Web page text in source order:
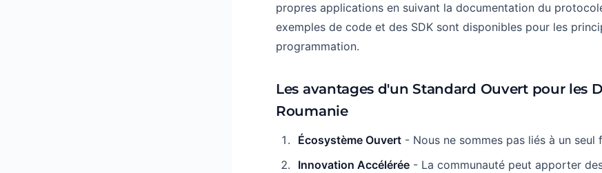
propres applications en suivant la documentation du
exemples de code et des SDK sont disponibles pour les
programmation.
Les avantages d'un Standard Ouvert pour les
Roumanie
Écosystème Ouvert - Nous ne sommes pas liés à un seul
Innovation Accélérée - La communauté peut apporter